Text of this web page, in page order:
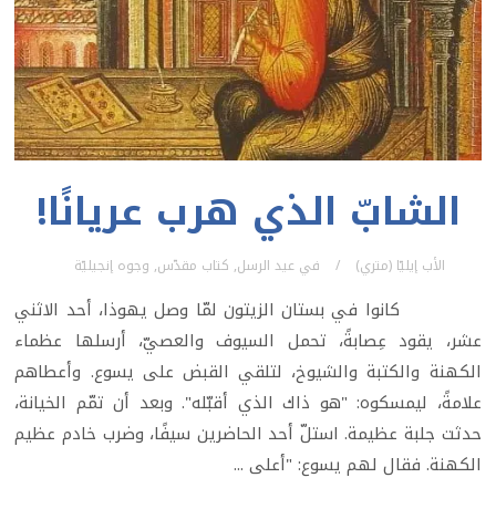
الشابّ الذي هرب عريانًا!
الأب إيليّا (متري) فيعيد الرسل, كتاب مقدّس, وجوه إنجيليّة
كانوا في بستان الزيتون لمّا وصل يهوذا، أحد الاثني
عشر، يقود عِصابةً، تحمل السيوف والعصيّ، أرسلها عظماء
الكهنة والكتبة والشيوخ، لتلقي القبض على يسوع. وأعطاهم
علامةً، ليمسكوه: "هو ذاك الذي أقبّله". وبعد أن تمّم الخيانة،
حدثت جلبة عظيمة. استلّ أحد الحاضرين سيفًا، وضرب خادم عظيم
الكهنة. فقال لهم يسوع: "أعلى ...